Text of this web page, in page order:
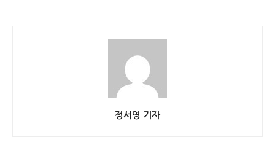
정서영 기자